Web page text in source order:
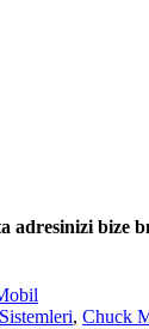
bize
, Chuck